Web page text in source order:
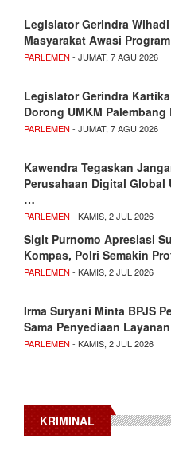
Legislator Gerindra
Masyarakat Awasi
PARLEMEN - JUMAT, 7 AGU 2026
Legislator Gerindra
Dorong UMKM
PARLEMEN - JUMAT, 7 AGU 2026
Kawendra Tegaskan
Perusahaan Digital Global
…
PARLEMEN - KAMIS, 2 JUL 2026
Sigit Purnomo Apresiasi
Kompas, Polri Semakin
PARLEMEN - KAMIS, 2 JUL 2026
Irma Suryani Minta BPJS
Sama Penyediaan
PARLEMEN - KAMIS, 2 JUL 2026
KRIMINAL